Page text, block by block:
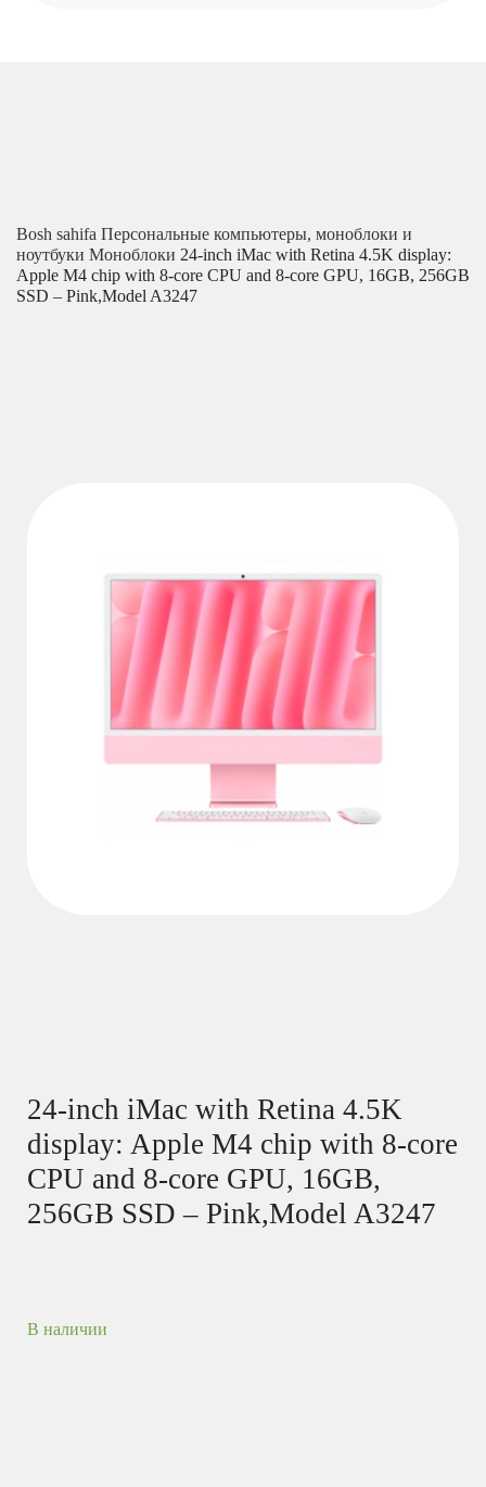
Bosh sahifa Персональные компьютеры, моноблоки и
ноутбуки Моноблоки 24-inch iMac with Retina 4.5K display:
Apple M4 chip with 8‑core CPU and 8‑core GPU, 16GB, 256GB
SSD – Pink,Model A3247
24-inch iMac with Retina 4.5K
display: Apple M4 chip with 8‑core
CPU and 8‑core GPU, 16GB,
256GB SSD – Pink,Model A3247
В наличии